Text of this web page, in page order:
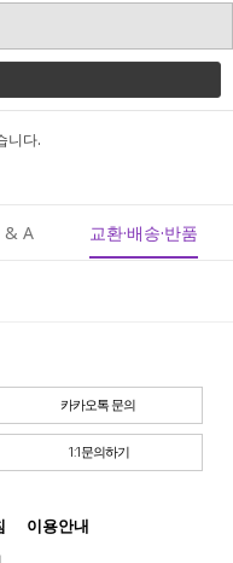
니다.
& A 교환·배송·반품
카카오톡 문의
1:1문의하기
이용안내